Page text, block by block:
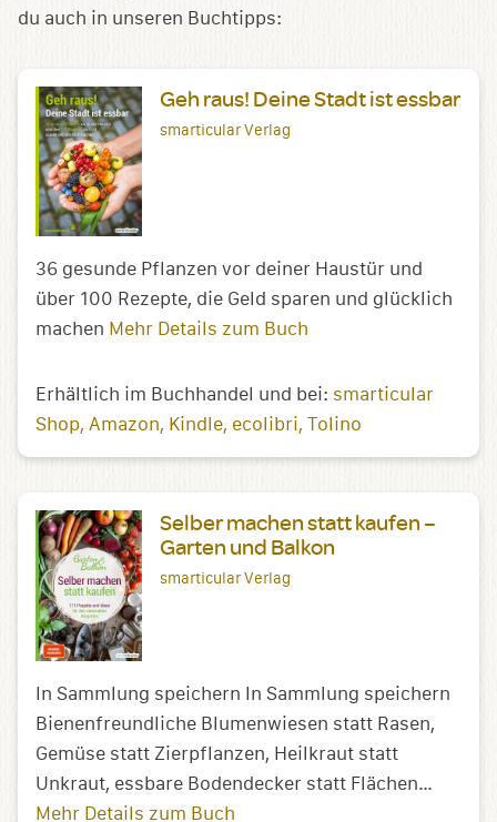
du auch in unseren Buchtipps:
Geh raus! Deine Stadt ist essbar
smarticular Verlag
36 gesunde Pflanzen vor deiner Haustür und
über 100 Rezepte, die Geld sparen und glücklich
machen Mehr Details zum Buch
Erhältlich im Buchhandel und bei: smarticular
Shop Amazon Kindle ecolibri Tolino
Selber machen statt kaufen –
Garten und Balkon
smarticular Verlag
In Sammlung speichern In Sammlung speichern
Bienenfreundliche Blumenwiesen statt Rasen,
Gemüse statt Zierpflanzen, Heilkraut statt
Unkraut, essbare Bodendecker statt Flächen…
Mehr Details zum Buch